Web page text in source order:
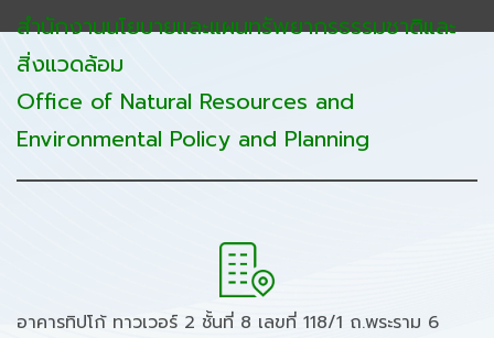
สำนักงานนโยบายและแผนทรัพยากรธรรมชาติและ
สิ่งแวดล้อม
Office of Natural Resources and
Environmental Policy and Planning
อาคารทิปโก้ ทาวเวอร์ 2 ชั้นที่ 8 เลขที่ 118/1 ถ.พระราม 6